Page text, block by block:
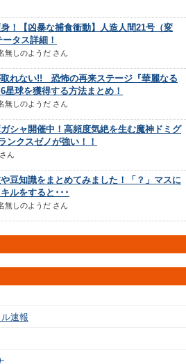
！【凶暴な捕食衝動】人造人間21号（変
タス詳細！
無しのようだ さん
取れない!! 恐怖の再来ステージ『華麗なる
星球を獲得する方法まとめ！
無しのようだ さん
シャ開催中！高頻度気絶を生む魔神ドミグ
ンクスゼノが強い！！
さん
豆知識をまとめてみました！「？」マスに
ルをすると･･･
無しのようだ さん
速報